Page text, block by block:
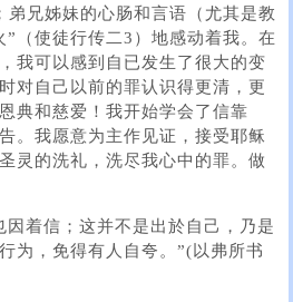
弟兄姊妹的心肠和言语（尤其是教
”（使徒行传二3）地感动着我。在
我可以感到自已发生了很大的变
对自己以前的罪认识得更清，更
典和慈爱！我开始学会了信靠
。我愿意为主作见证，接受耶稣
灵的洗礼，洗尽我心中的罪。做
因着信；这并不是出於自己，乃是
为，免得有人自夸。”(以弗所书